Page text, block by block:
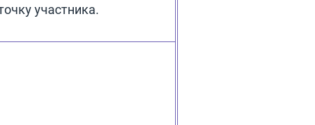
участника.